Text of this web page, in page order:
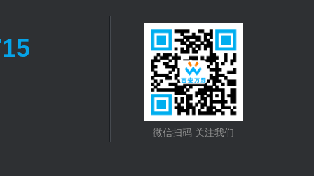
微信扫码 关注我们